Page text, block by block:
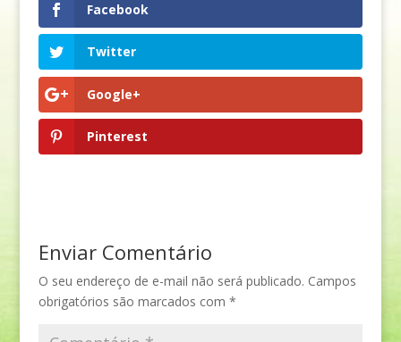
Facebook
Twitter
Google+
Pinterest
Enviar Comentário
O seu endereço de e-mail não será publicado. Campos
obrigatórios são marcados com *